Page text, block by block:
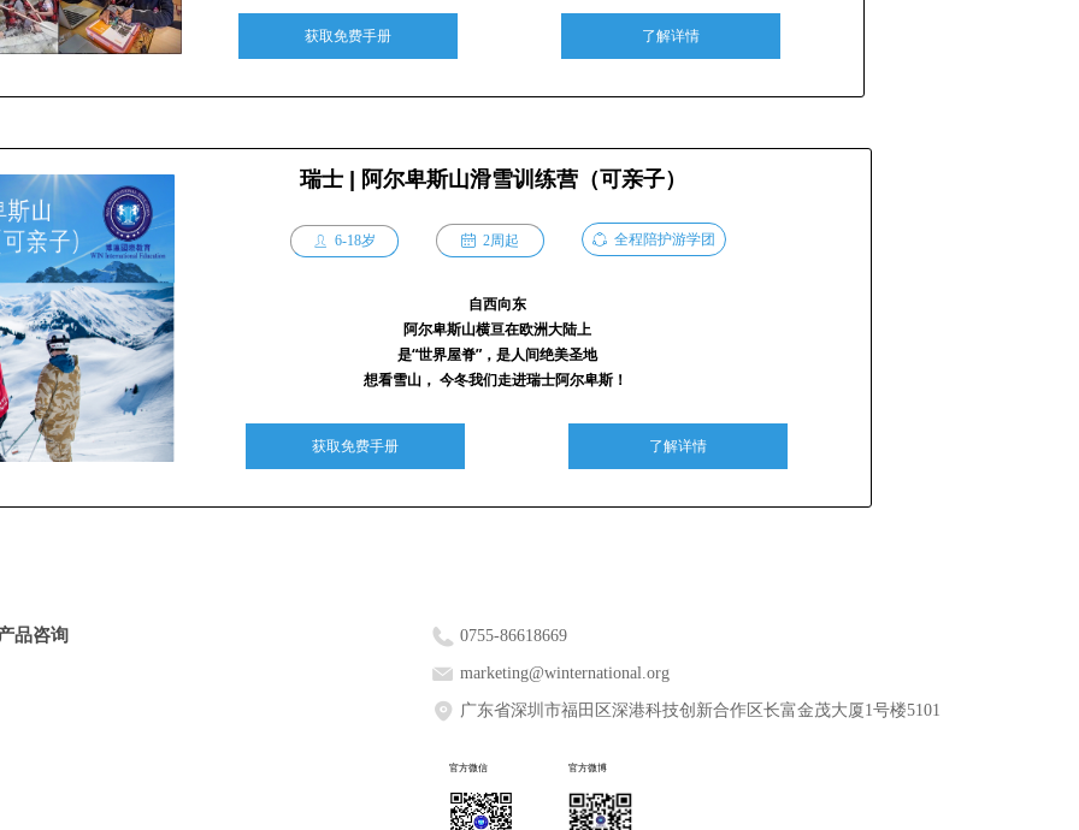
ꅄ 2周起
了解详情
ꁢ 全程陪护游学团
瑞士 | 阿尔卑斯山滑雪训练营（可亲子）
ꄑ 6-18岁
获取免费手册
自西向东
阿尔卑斯山横亘在欧洲大陆上
是“世界屋脊”， 是人间绝美圣地
想看雪山， 今冬我们走进瑞士阿尔卑斯！
了解详情
获取免费手册
品咨询 0755-86618669
marketing@winternational.org
广东省深圳市福田区深港科技创新合作区长富金茂大厦1号楼5101
官方微信 官方微博